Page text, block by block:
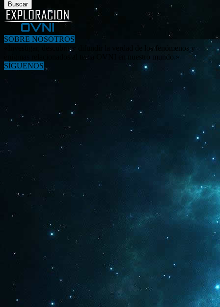
SOBRE NOSOTROS
«Investigar, descubrir y difundir la verdad de los fenómenos y
enigmas relacionados al tema OVNI en nuestro mundo.»
SÍGUENOS